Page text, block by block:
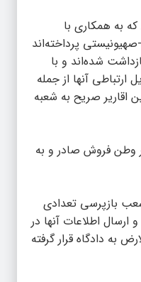
به همکاری با
پرداخته‌اند
شده‌اند و با
آنها از جمله
اقاریر صریح به شعبه
وطن فروش صادر و به
بازپرسی تعدادی
اطلاعات آنها در
به دادگاه قرار گرفته